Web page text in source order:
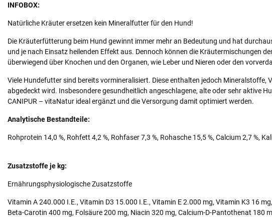
INFOBOX:
Natürliche Kräuter ersetzen kein Mineralfutter für den Hund!
Die Kräuterfütterung beim Hund gewinnt immer mehr an Bedeutung und hat
und je nach Einsatz heilenden Effekt aus. Dennoch können die Kräutermischungen
überwiegend über Knochen und den Organen, wie Leber und Nieren oder den
Viele Hundefutter sind bereits vormineralisiert. Diese enthalten jedoch
abgedeckt wird. Insbesondere gesundheitlich angeschlagene, alte oder sehr aktive
CANIPUR – vitaNatur ideal ergänzt und die Versorgung damit optimiert werden.
Analytische Bestandteile:
Rohprotein 14,0 %, Rohfett 4,2 %, Rohfaser 7,3 %, Rohasche 15,5 %, Calcium 2,7 %,
Zusatzstoffe je kg:
Ernährungsphysiologische Zusatzstoffe
Vitamin A 240.000 I.E., Vitamin D3 15.000 I.E., Vitamin E 2.000 mg, Vitamin K3 16
Beta-Carotin 400 mg, Folsäure 200 mg, Niacin 320 mg, Calcium-D-Pantothenat 180